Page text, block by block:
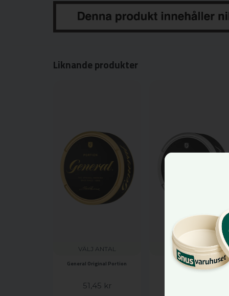
Liknande produkter
VÄLJ ANTAL
General Original Portion
51,45 kr
VÄLJ ANTAL
General White Portion